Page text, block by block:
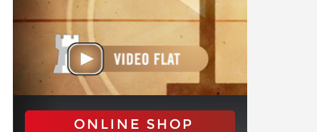
ONLINE SHOP